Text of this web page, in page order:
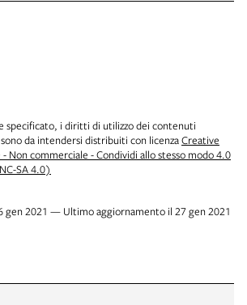
specificato, i diritti di utilizzo dei contenuti
da intendersi distribuiti con licenzaCreative
Non commerciale - Condividi allo stesso modo 4.0
SA 4.0)
gen 2021 — Ultimo aggiornamento il 27 gen 2021